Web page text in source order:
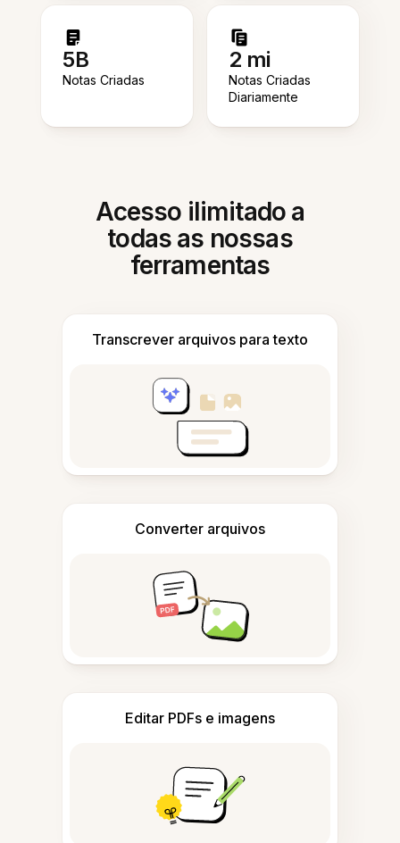
5B
Notas Criadas
2 mi
Notas Criadas
Diariamente
Acesso ilimitado a
todas as nossas
ferramentas
Transcrever arquivos para texto
Converter arquivos
Editar PDFs e imagens